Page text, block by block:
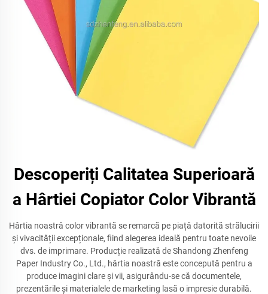
Descoperiți Calitatea Superioară
a Hârtiei Copiator Color Vibrantă
Hârtia noastră color vibrantă se remarcă pe piață datorită strălucirii
și vivacității excepționale, fiind alegerea ideală pentru toate nevoile
dvs. de imprimare. Producție realizată de Shandong Zhenfeng
Paper Industry Co., Ltd., hârtia noastră este concepută pentru a
produce imagini clare și vii, asigurându-se că documentele,
prezentările și materialele de marketing lasă o impresie durabilă.